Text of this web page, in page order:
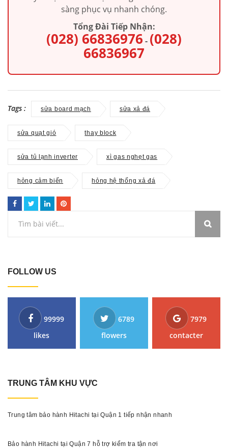
sàng phục vụ nhanh chóng.
Tổng Đài Tiếp Nhận:
(028) 66836976 - (028)
66836967
Tags : sửa board mạch sửa xả đá
sửa quạt gió thay block
sửa tủ lạnh inverter xì gas nghẹt gas
hỏng cảm biến hỏng hệ thống xả đá
FOLLOW US
99999
likes
6789
flowers
7979
contacter
TRUNG TÂM KHU VỰC
Trung tâm bảo hành Hitachi tại Quận 1 tiếp nhận nhanh
Bảo hành Hitachi tại Quận 7 hỗ trợ kiểm tra tận nơi